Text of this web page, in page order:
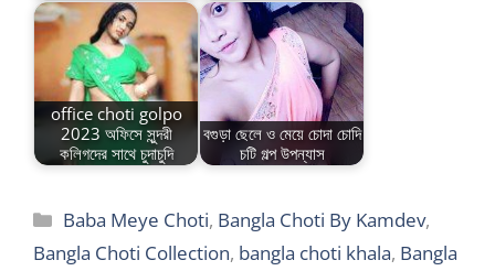
office choti golpo
2023 অফিসে সুন্দরী
কলিগদের সাথে চুদাচুদি
বগুড়া ছেলে ও মেয়ে চোদা চোদি
চটি গল্প উপন্যাস
Categories
Baba Meye Choti, Bangla Choti By Kamdev,
Bangla Choti Collection, bangla choti khala, Bangla